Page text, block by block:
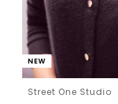
NEW
Street One Studio